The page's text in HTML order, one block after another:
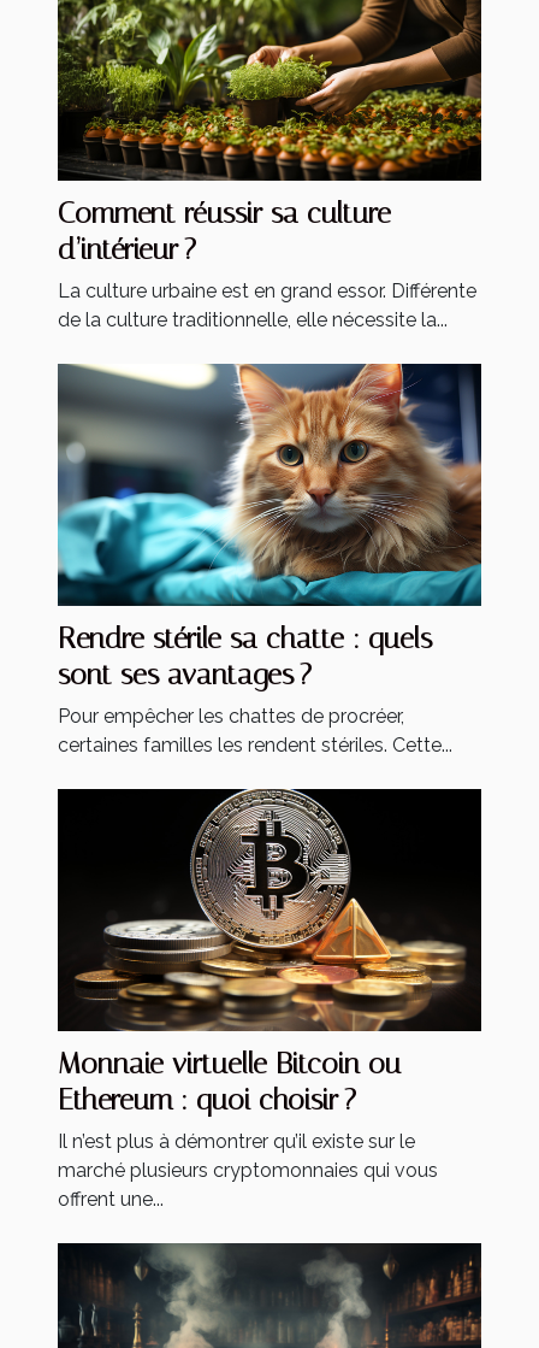
Comment réussir sa culture
d’intérieur ?
La culture urbaine est en grand essor. Différente
de la culture traditionnelle, elle nécessite la...
Rendre stérile sa chatte : quels
sont ses avantages ?
Pour empêcher les chattes de procréer,
certaines familles les rendent stériles. Cette...
Monnaie virtuelle Bitcoin ou
Ethereum : quoi choisir ?
Il n’est plus à démontrer qu’il existe sur le
marché plusieurs cryptomonnaies qui vous
offrent une...